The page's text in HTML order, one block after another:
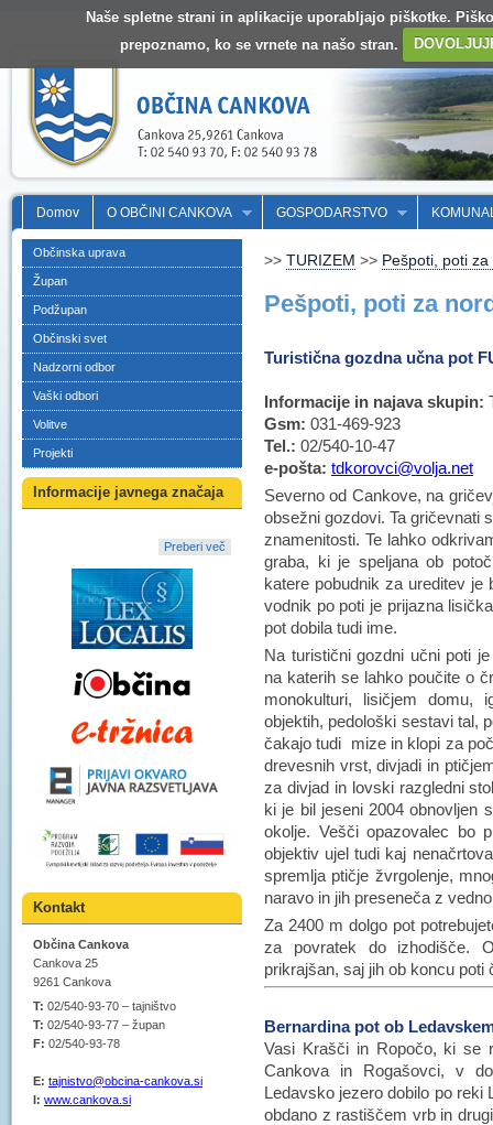
Naše spletne strani in aplikacije uporabljajo piškotke.
prepoznamo, ko se vrnete na našo stran.
Domov O OBČINI CANKOVA GOSPODARSTVO
Občinska uprava
Župan
Podžupan
Občinski svet
Nadzorni odbor
Vaški odbori
Volitve
Projekti
Informacije javnega značaja
Preberi več
Kontakt
Občina Cankova
Cankova 25
9261 Cankova
T: 02/540-93-70 – tajništvo
T: 02/540-93-77 – župan
F: 02/540-93-78
E: tajnistvo@obcina-cankova.si
I: www.cankova.si
>> TURIZEM >> Pešpoti, poti
Pešpoti, poti za
Turistična gozdna učna pot
Informacije in najava skupin:
Gsm: 031-469-923
Tel.: 02/540-10-47
e-pošta: tdkorovci@volja.net
Severno od Cankove, na
obsežni gozdovi. Ta gričevnati
znamenitosti. Te lahko
graba, ki je speljana ob
katere pobudnik za ureditev je
vodnik po poti je prijazna
pot dobila tudi ime.
Na turistični gozdni učni poti
na katerih se lahko poučite o
monokulturi, lisičjem domu,
objektih, pedološki sestavi tal,
čakajo tudi mize in klopi za
drevesnih vrst, divjadi in
za divjad in lovski razgledni
ki je bil jeseni 2004 obnovljen
okolje. Vešči opazovalec bo
objektiv ujel tudi kaj
spremlja ptičje žvrgolenje,
naravo in jih preseneča z
Za 2400 m dolgo pot
za povratek do izhodišče.
prikrajšan, saj jih ob koncu
Bernardina pot ob
Vasi Krašči in Ropočo, ki se
Cankova in Rogašovci, v
Ledavsko jezero dobilo po reki
obdano z rastiščem vrb in